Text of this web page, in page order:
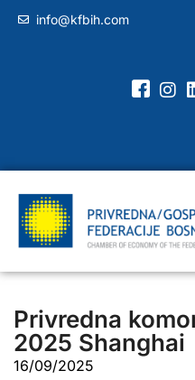
info@kfbih.com
Privredna
2025 Shanghai
16/09/2025